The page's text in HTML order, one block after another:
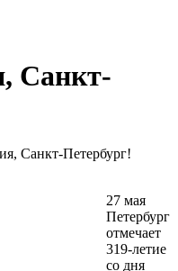
Санкт-
Санкт-Петербург!
27 мая
Петербург
отмечает
319-летие
со дня